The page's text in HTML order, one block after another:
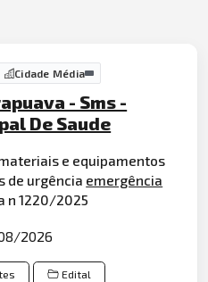
Cidade Média
- Sms -
De Saude
e equipamentos
de urgência emergência
n 1220/2025
2026
Edital